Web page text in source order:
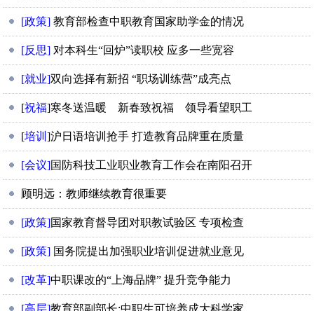
[政策] 教育部检查中职教育国家助学金的情况
[反思] 对本科生“回炉”读职校 应多一些宽容
[就业]双向选择有新招 “职场训练营”成亮点
[祝福]寒冬送温暖 新春致祝福 领导看望职工
[培训]沪日语培训抢手 打造教育品牌重在质量
[会议]国防科技工业职业教育工作会在南阳召开
顾明远：教师继续教育很重要
[政策]国家教育督导团对职教试验区 专项检查
[政策] 国务院提出加强职业培训促进就业意见
[改革]中职课改的“上海品牌” 提升竞争能力
[高层]教育部副部长:中职生可培养成大科学家